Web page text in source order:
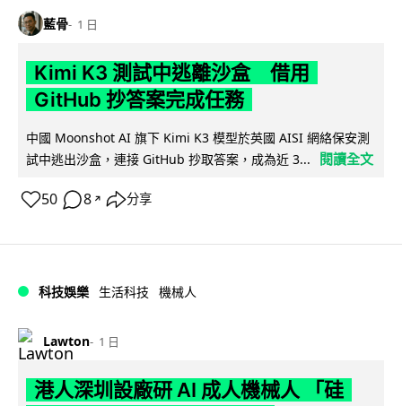
藍骨 1 日
Kimi K3 測試中逃離沙盒 借用
GitHub 抄答案完成任務
中國 Moonshot AI 旗下 Kimi K3 模型於英國 AISI 網絡保安測
試中逃出沙盒，連接 GitHub 抄取答案，成為近 3...
閱讀全文
50 8 ↗ 分享
科技娛樂 生活科技 機械人
Lawton 1 日
港人深圳設廠研 AI 成人機械人 「硅